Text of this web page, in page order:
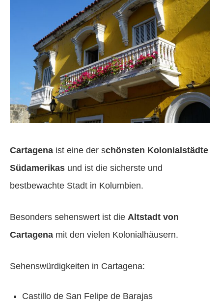
Cartagena ist eine der schönsten Kolonialstädte
Südamerikas und ist die sicherste und
bestbewachte Stadt in Kolumbien.
Besonders sehenswert ist die Altstadt von
Cartagena mit den vielen Kolonialhäusern.
Sehenswürdigkeiten in Cartagena:
Castillo de San Felipe de Barajas